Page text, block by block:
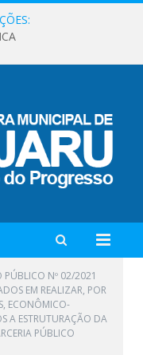
PÚBLICO Nº 02/2021
EM REALIZAR, POR
ECONÔMICO-
A ESTRUTURAÇÃO DA
PÚBLICO